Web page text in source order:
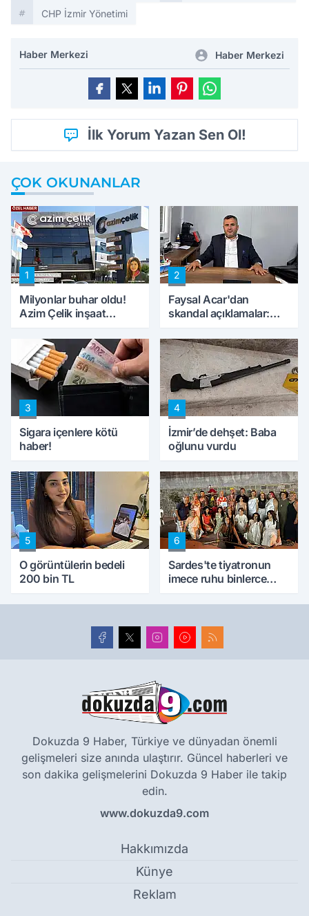
CHP İzmir Yönetimi
Haber Merkezi Haber Merkezi
İlk Yorum Yazan Sen Ol!
ÇOK OKUNANLAR
1
Milyonlar buhar oldu!
Azim Çelik inşaat
konuştu
2
Faysal Acar'dan
skandal açıklamalar:
peynircilerimizi de
kıskaca aldı, müdahale
ettik'
3
Sigara içenlere kötü
haber!
4
İzmir’de dehşet: Baba
oğlunu vurdu
5
O görüntülerin bedeli
200 bin TL
6
Sardes'te tiyatronun
imece ruhu binlerce
Dokuzda 9 Haber, Türkiye ve dünyadan önemli
gelişmeleri size anında ulaştırır. Güncel haberleri ve
son dakika gelişmelerini Dokuzda 9 Haber ile takip
edin.
www.dokuzda9.com
Hakkımızda
Künye
Reklam